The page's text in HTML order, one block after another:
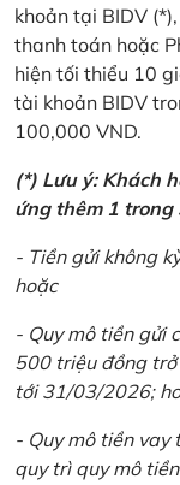
khoản tại BIDV
thanh toán hoặc
hiện tối thiểu 10
tài khoản BIDV
100,000 VND.
(*) Lưu ý: Khách
ứng thêm 1 trong
- Tiền gửi không
hoặc
- Quy mô tiền gửi
500 triệu đồng
tới 31/03/2026;
- Quy mô tiền
quy trì quy mô